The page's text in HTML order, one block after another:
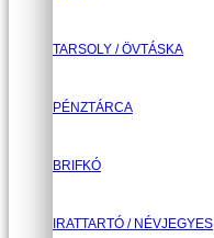
TARSOLY / ÖVTÁSKA
PÉNZTÁRCA
BRIFKÓ
IRATTARTÓ / NÉVJEGYES